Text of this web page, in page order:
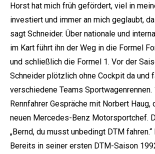
Horst hat mich früh gefördert, viel in
investiert und immer an mich geglaubt,
sagt Schneider. Über nationale und
im Kart führt ihn der Weg in die Formel
und schließlich die Formel 1. Vor der
Schneider plötzlich ohne Cockpit da und
verschiedene Teams
Rennfahrer Gespräche mit Norbert Haug,
neuen Mercedes-Benz Motorsportchef.
„Bernd, du musst unbedingt DTM
Bereits in seiner ersten DTM-Saison